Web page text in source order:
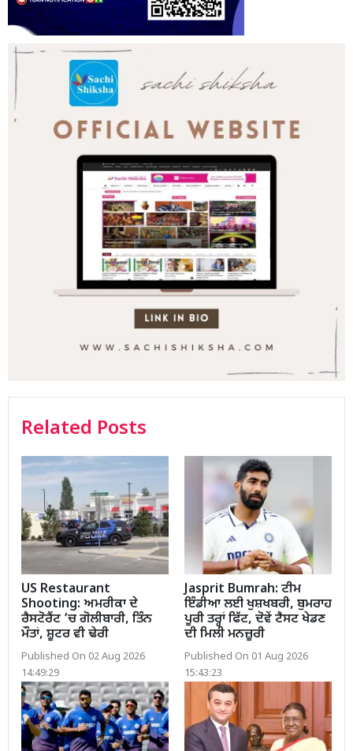
Related Posts
US Restaurant
Shooting: ਅਮਰੀਕਾ ਦੇ
ਰੈਸਟੋਰੈਂਟ ’ਚ ਗੋਲੀਬਾਰੀ, ਤਿੰਨ
ਮੌਤਾਂ, ਸ਼ੂਟਰ ਵੀ ਢੇਰੀ
Published On 02 Aug 2026
14:49:29
Jasprit Bumrah: ਟੀਮ
ਇੰਡੀਆ ਲਈ ਖੁਸ਼ਖਬਰੀ, ਬੁਮਰਾਹ
ਪੂਰੀ ਤਰ੍ਹਾਂ ਫਿੱਟ, ਦੋਵੇਂ ਟੈਸਟ ਖੇਡਣ
ਦੀ ਮਿਲੀ ਮਨਜ਼ੂਰੀ
Published On 01 Aug 2026
15:43:23